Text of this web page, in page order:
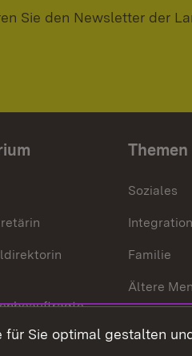
Sie den Newsletter der
Themen
Soziales
Integration
Familie
Ältere
für Sie optimal gestalten